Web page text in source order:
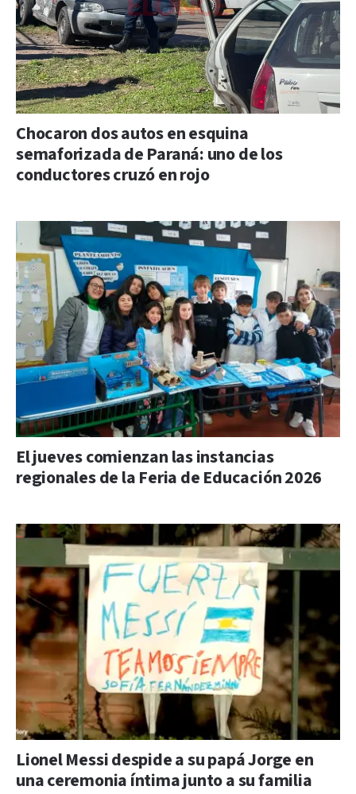
Chocaron dos autos en esquina
semaforizada de Paraná: uno de los
conductores cruzó en rojo
El jueves comienzan las instancias
regionales de la Feria de Educación 2026
Lionel Messi despide a su papá Jorge en
una ceremonia íntima junto a su familia